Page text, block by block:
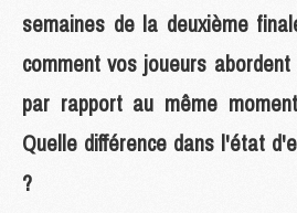
semaines de la deuxième
comment vos joueurs
par rapport au même
Quelle différence dans l'état
?